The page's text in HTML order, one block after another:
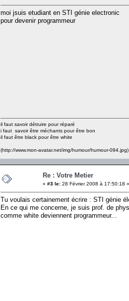
moi jsuis etudiant en STI génie electronic
pour devenir programmeur
il faut savoir détruire pour réparé
i faut savoir être méchants pour être bon
il faut être black pour être white
(http://www.mon-avatar.net/img/humour/humour-094.jpg)
Re : Votre Metier
« #3 le: 28 Février 2008 à 17:50:18 »
Tu voulais certainement écrire : STI génie
En ce qui me concerne, je suis prof. de
comme white deviennent programmeur...